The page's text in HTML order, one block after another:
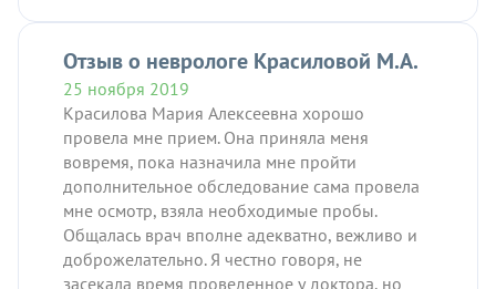
Отзыв о неврологе Красиловой М.А.
25 ноября 2019
Красилова Мария Алексеевна хорошо
провела мне прием. Она приняла меня
вовремя, пока назначила мне пройти
дополнительное обследование сама провела
мне осмотр, взяла необходимые пробы.
Общалась врач вполне адекватно, вежливо и
доброжелательно. Я честно говоря, не
засекала время проведенное у доктора, но